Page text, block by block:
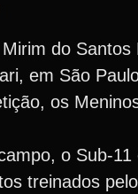
do
em São
os
o Sub-
treinados